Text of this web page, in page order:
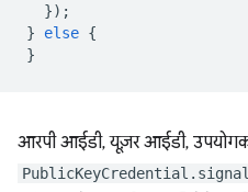
});
}
else {
}
आरपी आईडी, यूज़र आईडी,